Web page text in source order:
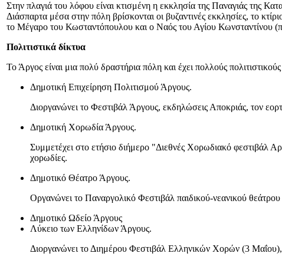
Στην πλαγιά του λόφου είναι κτισμένη η εκκλησία της Παναγιάς της
Διάσπαρτα μέσα στην πόλη βρίσκονται οι βυζαντινές εκκλησίες, το
το Μέγαρο του Κωσταντόπουλου και ο Ναός του Αγίου Κωνσταντίνου
Πολιτιστικά δίκτυα
Το Άργος είναι μια πολύ δραστήρια πόλη και έχει πολλούς
Δημοτική Επιχείρηση Πολιτισμού Άργους.
Διοργανώνει το Φεστιβάλ Άργους, εκδηλώσεις Αποκριάς, τον
Δημοτική Χορωδία Άργους.
Συμμετέχει στο ετήσιο διήμερο "Διεθνές Χορωδιακό φεστιβάλ
χορωδίες.
Δημοτικό Θέατρο Άργους.
Οργανώνει το Παναργολικό Φεστιβάλ παιδικού-νεανικού
Δημοτικό Ωδείο Άργους
Λύκειο των Ελληνίδων Άργους.
Διοργανώνει το Διημέρου Φεστιβάλ Ελληνικών Χορών (3